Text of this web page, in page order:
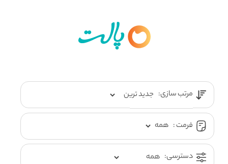
مرتب سازی:
فرمت :
دسترسی: